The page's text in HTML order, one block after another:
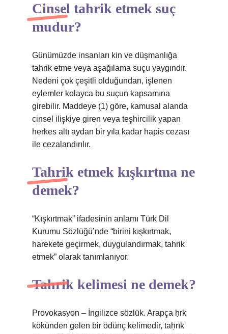
Cinsel tahrik etmek suç
mudur?
Günümüzde insanları kin ve düşmanlığa
tahrik etme veya aşağılama suçu yaygındır.
Nedeni çok çeşitli olduğundan, işlenen
eylemler kolayca bu suçun kapsamına
girebilir. Maddeye (1) göre, kamusal alanda
cinsel ilişkiye giren veya teşhircilik yapan
herkes altı aydan bir yıla kadar hapis cezası
ile cezalandırılır.
Tahrik etmek kışkırtma ne
demek?
“Kışkırtmak” ifadesinin anlamı Türk Dil
Kurumu Sözlüğü’nde “birini kışkırtmak,
harekete geçirmek, duygulandırmak, tahrik
etmek” olarak tanımlanıyor.
Tahrik kelimesi ne demek?
Provokasyon – İngilizce sözlük. Arapça ḥrk
kökünden gelen bir ödünç kelimedir, taḥrīk